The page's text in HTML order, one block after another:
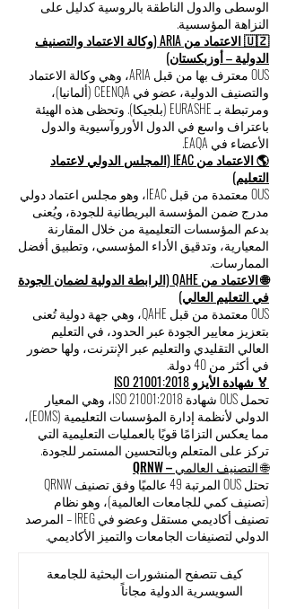
الوسطى والدول الناطقة بالروسية كدليل على
النزاهة المؤسسية.
🇺🇿 الاعتماد من ARIA (وكالة الاعتماد والتصنيف
الدولية – أوزبكستان)
OUS معترف بها من قبل ARIA، وهي وكالة الاعتماد
والتصنيف الدولية، عضو في CEENQA (ألمانيا)،
ومرتبطة بـ EURASHE (بلجيكا). وتحظى هذه الهيئة
باعتراف واسع في الدول الأوروآسيوية والدول
الأعضاء في EAQA.
🌎 الاعتماد من IEAC (المجلس الدولي لاعتماد
التعليم)
OUS معتمدة من قبل IEAC، وهو مجلس اعتماد دولي
مدرج ضمن المؤسسة البريطانية للجودة، ويُعنى
بدعم المؤسسات التعليمية من خلال المقارنة
المعيارية، وتدقيق الأداء المؤسسي، وتطبيق أفضل
الممارسات.
🌐 الاعتماد من QAHE (الرابطة الدولية لضمان الجودة
في التعليم العالي)
OUS معتمدة من قبل QAHE، وهي جهة دولية تُعنى
بتعزيز معايير الجودة عبر الحدود، في التعليم
العالي التقليدي والتعليم عبر الإنترنت، ولها حضور
في أكثر من 40 دولة.
🏅 شهادة الأيزو ISO 21001:2018
تحمل OUS شهادة ISO 21001:2018، وهي المعيار
الدولي لأنظمة إدارة المؤسسات التعليمية (EOMS)،
مما يعكس التزامًا قويًا بالعمليات التعليمية التي
تركز على المتعلم وبالتحسين المستمر للجودة.
🌐 التصنيف العالمي – QRNW
تحتل OUS المرتبة 49 عالميًا وفق تصنيف QRNW
(تصنيف كمي للجامعات العالمية)، وهو نظام
تصنيف أكاديمي مستقل وعضو في IREG – المرصد
الدولي لتصنيفات الجامعات والتميز الأكاديمي.
كيف تتصفح المنشورات البحثية للجامعة
السويسرية الدولية مجاناً